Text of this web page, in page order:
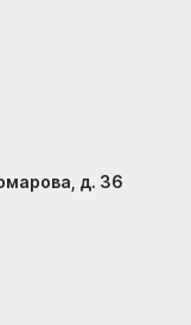
д. 36